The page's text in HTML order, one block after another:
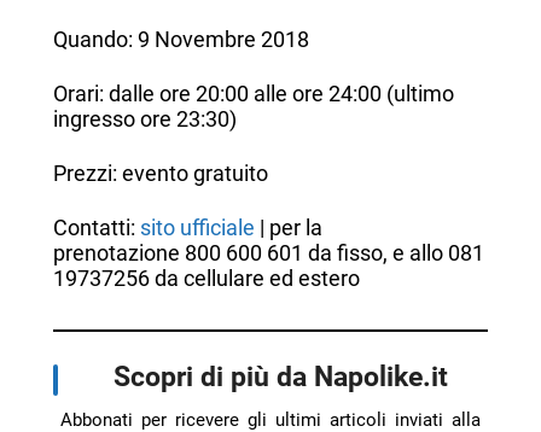
Quando: 9 Novembre 2018
Orari: dalle ore 20:00 alle ore 24:00 (ultimo
ingresso ore 23:30)
Prezzi: evento gratuito
Contatti: sito ufficiale | per la
prenotazione 800 600 601 da fisso, e allo 081
19737256 da cellulare ed estero
Scopri di più da Napolike.it
Abbonati per ricevere gli ultimi articoli inviati alla